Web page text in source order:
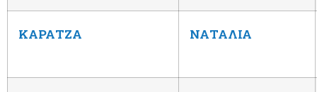
ΚΑΡΑΤΖΑ ΝΑΤΑΛΙΑ